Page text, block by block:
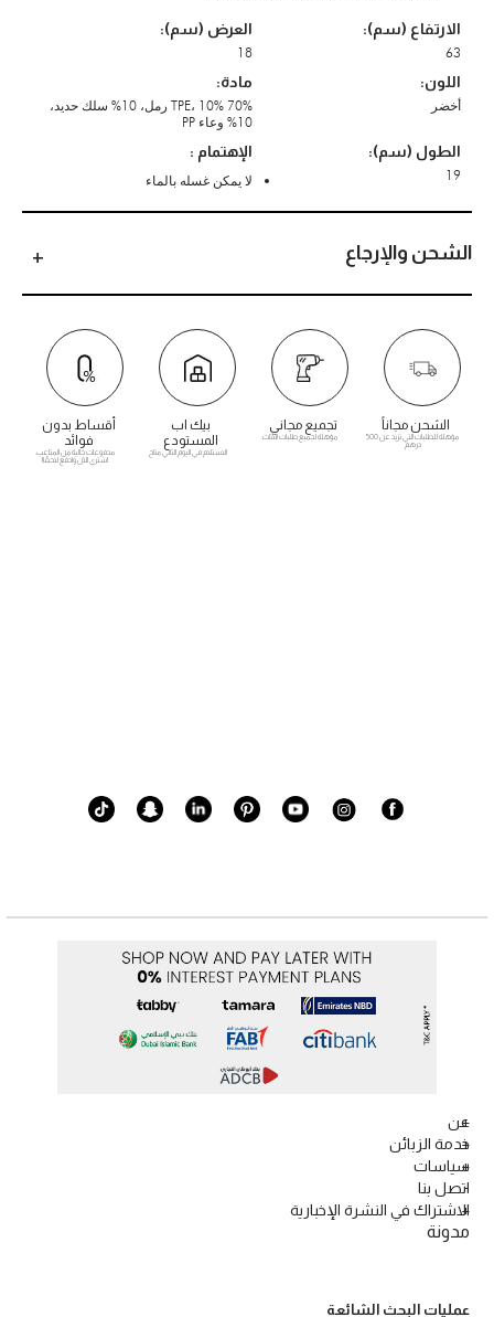
الارتفاع (سم):
63
العرض (سم):
18
اللون:
أخضر
مادة:
70% TPE، 10% رمل، 10% سلك حديد،
10% وعاء PP
الطول (سم):
19
الإهتمام :
لا يمكن غسله بالماء
الشحن والإرجاع
الشحن مجاناً
مؤهلة للطلبات التي تزيد عن 500
درهم
تجميع مجاني
مؤهلة لجميع طلبات الأثاث
بيك اب
المستودع
الاستلام في اليوم التالي متاح
أقساط بدون
فوائد
مدفوعات خالية من المتاعب.
اشتري الآن وادفع لاحقًا!
عن
خدمة الزبائن
سياسات
اتصل بنا
الاشتراك في النشرة الإخبارية
مدونة
عمليات البحث الشائعة